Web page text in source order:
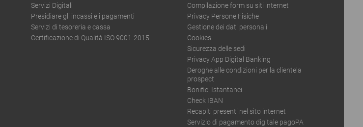
Servizi Digitali
Presidiare gli incassi e i pagamenti
Servizi di tesoreria e cassa
Certificazione di Qualità ISO 9001-2015
Compilazione form su siti internet
Privacy Persone Fisiche
Gestione dei dati personali
Cookies
Sicurezza delle sedi
Privacy App Digital Banking
Deroghe alle condizioni per la clientela
prospect
Bonifici Istantanei
Check IBAN
Recapiti presenti nel sito internet
Servizio di pagamento digitale pagoPA